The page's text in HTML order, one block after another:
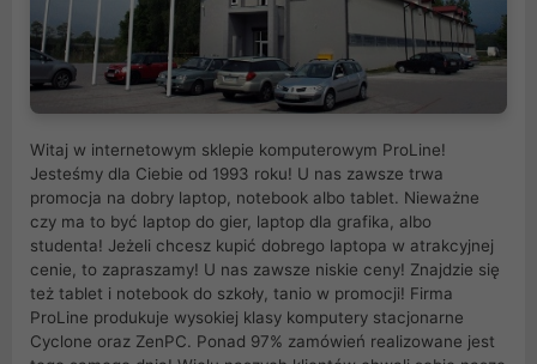
Witaj w internetowym sklepie komputerowym ProLine!
Jesteśmy dla Ciebie od 1993 roku! U nas zawsze trwa
promocja na dobry laptop, notebook albo tablet. Nieważne
czy ma to być laptop do gier, laptop dla grafika, albo
studenta! Jeżeli chcesz kupić dobrego laptopa w atrakcyjnej
cenie, to zapraszamy! U nas zawsze niskie ceny! Znajdzie się
też tablet i notebook do szkoły, tanio w promocji! Firma
ProLine produkuje wysokiej klasy komputery stacjonarne
Cyclone oraz ZenPC. Ponad 97% zamówień realizowane jest